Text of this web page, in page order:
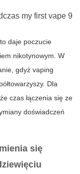
my first vape 9
daje poczucie
nikotynowym. W
gdyż vaping
Dla
czas łączenia się ze
doświadczeń
się